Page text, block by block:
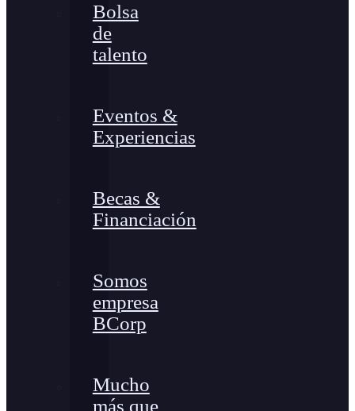
Bolsa
de
talento
Eventos &
Experiencias
Becas &
Financiación
Somos
empresa
BCorp
Mucho
más que